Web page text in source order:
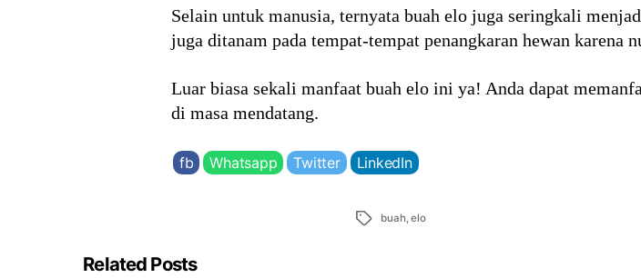
Selain untuk manusia, ternyata buah elo juga seringkali
juga ditanam pada tempat-tempat penangkaran hewan karena
Luar biasa sekali manfaat buah elo ini ya! Anda dapat
di masa mendatang.
fb Whatsapp Twitter LinkedIn
Tags buah,elo
Related Posts